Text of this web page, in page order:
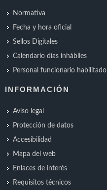
Normativa
Fecha y hora oficial
Sellos Digitales
Calendario días inhábiles
Personal funcionario habilitado
INFORMACIÓN
Aviso legal
Protección de datos
Accesibilidad
Mapa del web
Enlaces de interés
Requisitos técnicos